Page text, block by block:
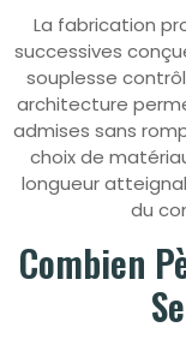
La fabrication
successives
souplesse
architecture
admises sans
choix de
longueur
du
Combien